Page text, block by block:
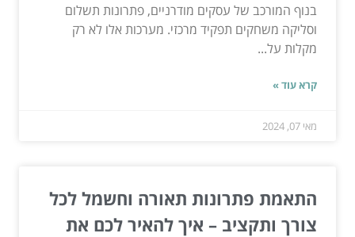
בנוף המורכב של עסקים מודרניים, פתרונות תשלום
וסליקה משחקים תפקיד מרכזי. מערכות אלו לא רק
מקלות על...
קרא עוד »
מאי 07, 2024
התאמת פתרונות תאורה וחשמל לכל
צורך ותקציב – איך להאיר לכם את